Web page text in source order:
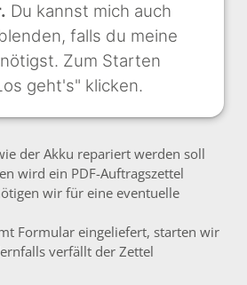
Du kannst mich auch
falls du meine
Zum Starten
geht's" klicken.
der Akku repariert werden soll
wird ein PDF-Auftragszettel
wir für eine eventuelle
Formular eingeliefert, starten wir
verfällt der Zettel